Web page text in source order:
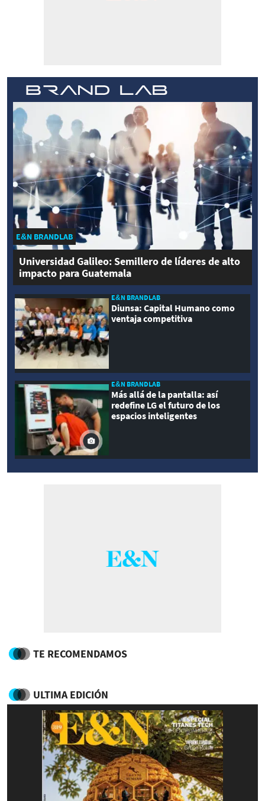
E&N BRANDLAB
Universidad Galileo: Semillero de líderes de alto
impacto para Guatemala
E&N BRANDLAB
Diunsa: Capital Humano como
ventaja competitiva
E&N BRANDLAB
Más allá de la pantalla: así
redefine LG el futuro de los
espacios inteligentes
TE RECOMENDAMOS
ULTIMA EDICIÓN